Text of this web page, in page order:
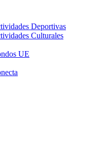
Deportivas
Culturales
UE